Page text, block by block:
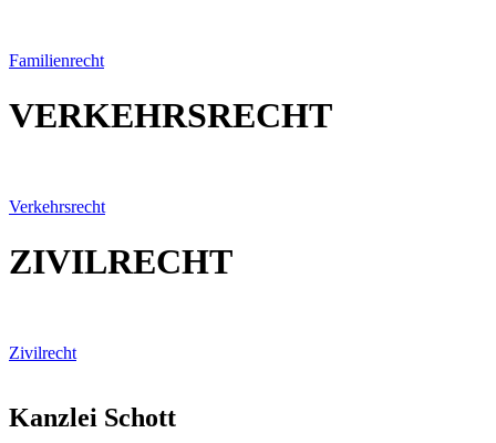
Familienrecht
VERKEHRSRECHT
Verkehrsrecht
ZIVILRECHT
Zivilrecht
Kanzlei Schott